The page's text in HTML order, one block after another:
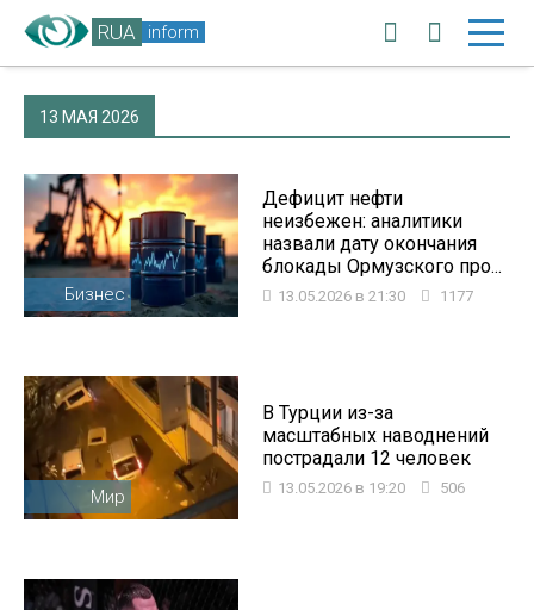
RUA inform
13 МАЯ 2026
Бизнес
Дефицит нефти
неизбежен: аналитики
назвали дату окончания
блокады Ормузского про...
13.05.2026 в 21:30 1177
Мир
В Турции из-за
масштабных наводнений
пострадали 12 человек
13.05.2026 в 19:20 506